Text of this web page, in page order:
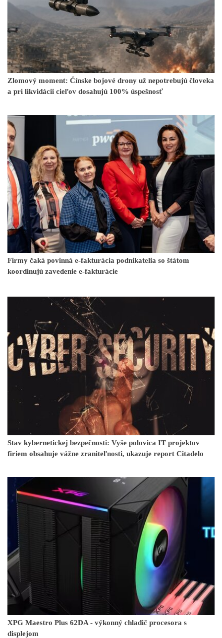
Zlomový moment: Čínske bojové drony už nepotrebujú človeka
a pri likvidácii cieľov dosahujú 100% úspešnosť
Firmy čaká povinná e-fakturácia podnikatelia so štátom
koordinujú zavedenie e-fakturácie
Stav kybernetickej bezpečnosti: Vyše polovica IT projektov
firiem obsahuje vážne zraniteľnosti, ukazuje report Citadelo
XPG Maestro Plus 62DA - výkonný chladič procesora s
displejom